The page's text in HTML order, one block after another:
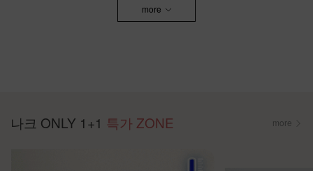
more
나크 ONLY 1+1 특가 ZONE more